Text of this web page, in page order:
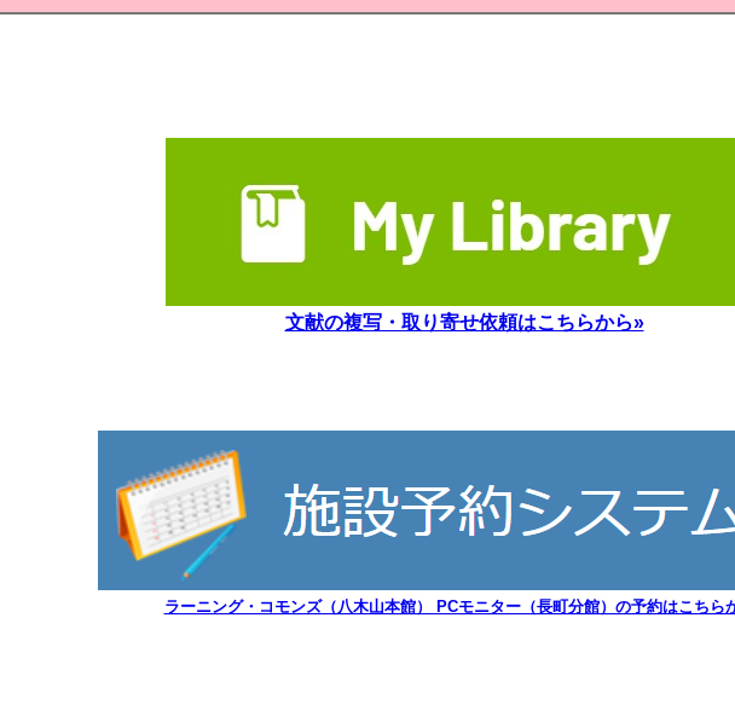
文献の複写・取り寄せ依頼はこちらから»
ラーニング・コモンズ（八木山本館） PCモニター（長町分館）の予約はこちら